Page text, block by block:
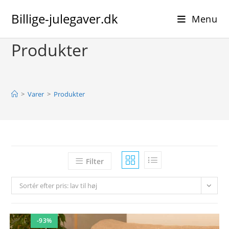
Billige-julegaver.dk Menu
Produkter
> Varer > Produkter
Filter
Sortér efter pris: lav til høj
-93%